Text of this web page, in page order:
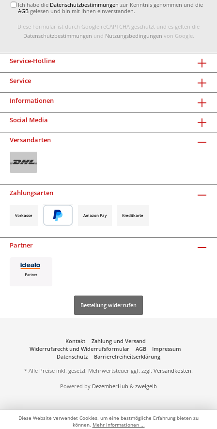
Ich habe die Datenschutzbestimmungen zur Kenntnis genommen und die
AGB gelesen und bin mit ihnen einverstanden.
Diese Formular ist durch Google reCAPTCHA geschützt und es gelten die
Datenschutzbestimmungen und Nutzungsbedingungen von Google.
Service-Hotline
Service
Informationen
Social Media
Versandarten
Zahlungsarten
Vorkasse Amazon Pay Kreditkarte
Partner
Bestellung widerrufen
Kontakt
Zahlung und Versand
Widerrufsrecht und Widerrufsformular
AGB
Impressum
Datenschutz
Barrierefreiheitserklärung
* Alle Preise inkl. gesetzl. Mehrwertsteuer ggf. zzgl. Versandkosten.
Powered by DezemberHub & zweigelb
Diese Website verwendet Cookies, um eine bestmögliche Erfahrung bieten zu
können. Mehr Informationen ...